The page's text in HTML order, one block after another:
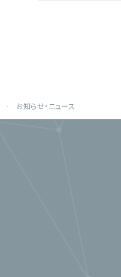
お知らせ・ニュース